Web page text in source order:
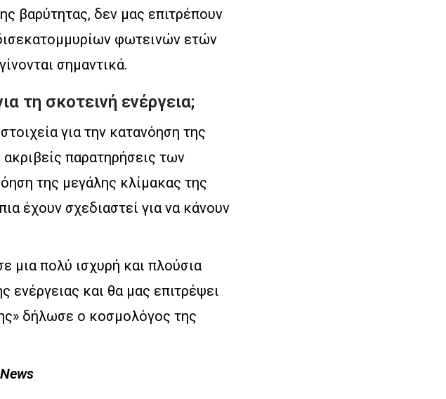
βαρύτητας, δεν μας επιτρέπουν
φωτεινών ετών
σημαντικά.
τη σκοτεινή ενέργεια;
για την κατανόηση της
παρατηρήσεις των
της μεγάλης κλίμακας της
έχουν σχεδιαστεί για να κάνουν
μια πολύ ισχυρή και πλούσια
και θα μας επιτρέψει
δήλωσε ο κοσμολόγος της